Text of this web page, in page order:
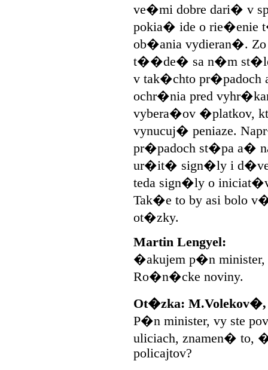
ve�mi dobre dari� v
pokia� ide o
ob�ania vydieran�.
t��de� sa n�m st�le
v tak�chto
ochr�nia pred
vybera�ov �platkov,
vynucuj� peniaze.
pr�padoch st�pa a�
ur�it� sign�ly i
teda sign�ly o
Tak�e to by asi bolo
ot�zky.
Martin Lengyel:
�akujem p�n
Ro�n�cke noviny.
Ot�zka:
P�n minister, vy ste
uliciach, znamen� to,
policajtov?